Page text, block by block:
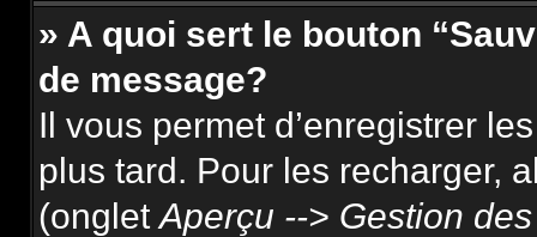
» A quoi sert le bouton
de message?
Il vous permet d’enregistrer
plus tard. Pour les recharger,
(ongletAperçu --> Gestion